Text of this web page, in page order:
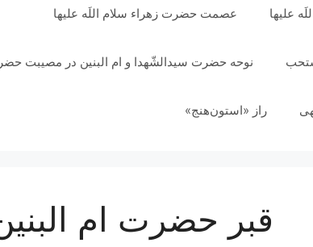
علیها عصمت حضرت زهراء سلام اللَه علیها
نوحه حضرت سیدالشّهدا و ام البنین در مصیبت
راز «استون‌هنج»
قبر حضرت ام